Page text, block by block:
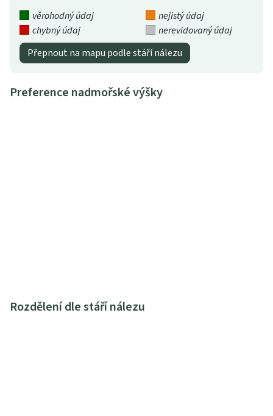
věrohodný údaj
nejistý údaj
chybný údaj
nerevidovaný údaj
Přepnout na mapu podle stáří nálezu
Preference nadmořské výšky
Rozdělení dle stáří nálezu